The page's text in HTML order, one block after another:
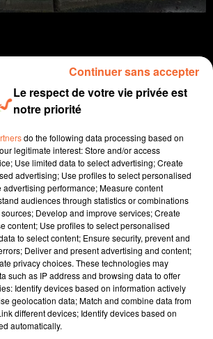
- 13 min 57 sec
25 NOVEMBRE ( SOIR )
vous.
lancée via les
de cette journée internationale
violences faites aux femmes
de réemploi s'est ouverte sur le
2B. Elle est installée à la déchettrie
).
bibliothèque d'Argentonnay célébrés
matinée.
Le respect de votre vie privée est
notre priorité
do the following data processing based on
legitimate interest: Store and/or access
Use limited data to select advertising; Create
advertising; Use profiles to select personalised
performance; Measure content
audiences through statistics or combinations
Develop and improve services; Create
content; Use profiles to select personalised
to select content; Ensure security, prevent and
Deliver and present advertising and content;
privacy choices. These technologies may
such as IP address and browsing data to offer
Identify devices based on information actively
geolocation data; Match and combine data from
different devices; Identify devices based on
automatically.
Continuer sans accepter